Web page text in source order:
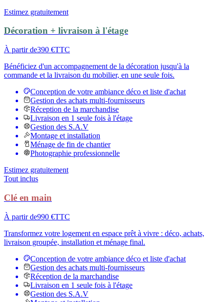
Estimez gratuitement
Décoration + livraison à l'étage
À partir de390 €TTC
Bénéficiez d'un accompagnement de la décoration jusqu'à la
commande et la livraison du mobilier, en une seule fois.
Conception de votre ambiance déco et liste d'achat
Gestion des achats multi-fournisseurs
Réception de la marchandise
Livraison en 1 seule fois à l'étage
Gestion des S.A.V
Montage et installation
Ménage de fin de chantier
Photographie professionnelle
Estimez gratuitement
Tout inclus
Clé en main
À partir de990 €TTC
Transformez votre logement en espace prêt à vivre : déco, achats,
livraison groupée, installation et ménage final.
Conception de votre ambiance déco et liste d'achat
Gestion des achats multi-fournisseurs
Réception de la marchandise
Livraison en 1 seule fois à l'étage
Gestion des S.A.V